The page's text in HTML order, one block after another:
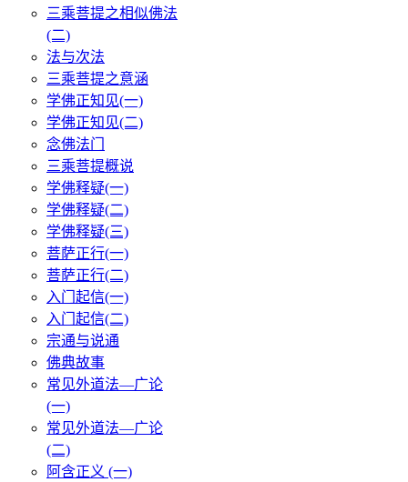
三乘菩提之相似佛法
(二)
法与次法
三乘菩提之意涵
学佛正知见(一)
学佛正知见(二)
念佛法门
三乘菩提概说
学佛释疑(一)
学佛释疑(二)
学佛释疑(三)
菩萨正行(一)
菩萨正行(二)
入门起信(一)
入门起信(二)
宗通与说通
佛典故事
常见外道法—广论
(一)
常见外道法—广论
(二)
阿含正义 (一)